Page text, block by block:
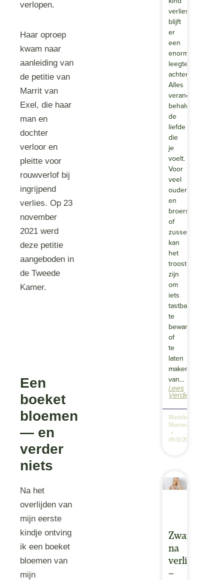
verlopen.
Haar oproep
kwam naar
aanleiding van
de petitie van
Marrit van
Exel, die haar
man en
dochter
verloor en
pleitte voor
rouwverlof bij
ingrijpend
verlies. Op 23
november
2021 werd
deze petitie
aangeboden in
de Tweede
Kamer.
Een
boeket
bloemen
— en
verder
niets
Na het
overlijden van
mijn eerste
kindje ontving
ik een boeket
bloemen van
mijn
verliest,
blijft
er
een
enorme
leegte
achter.
Alles
verandert,
behalve
de
liefde
die
je
voelt.
Voor
veel
ouders
en
broers
of
zussen
kan
het
troostend
zijn
om
iets
tastbaars
te
bewaren
of
te
laten
maken
van…
Lees
Verder
Marieke
Moerman
09/10/2025
Zwanger
na
verlies
–